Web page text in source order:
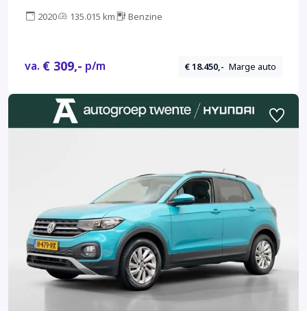
2020 135.015 km Benzine
va. € 309,- p/m € 18.450,- Marge auto